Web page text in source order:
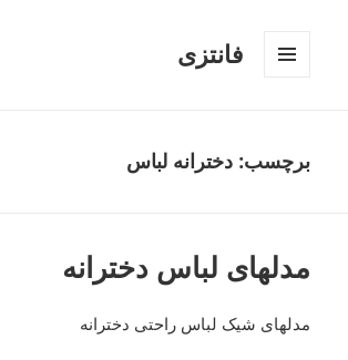
فانتزی
برچسب: دخترانه لباس
مدلهای لباس دخترانه
مدلهای شیک لباس راحتی دخترانه